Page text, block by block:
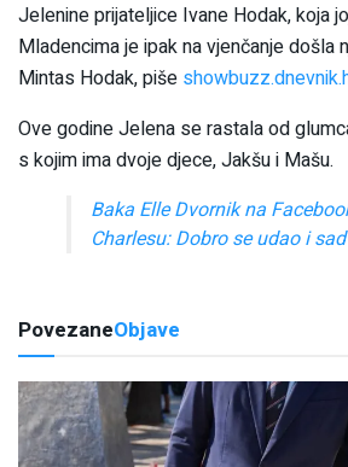
Jelenine prijateljice Ivane Hodak, koja
Mladencima je ipak na vjenčanje došla
Mintas Hodak, piše
Ove godine Jelena se rastala od
s kojim ima dvoje djece, Jakšu i Mašu.
Baka Elle Dvornik na
Charlesu: Dobro se udao i
PovezaneObjave